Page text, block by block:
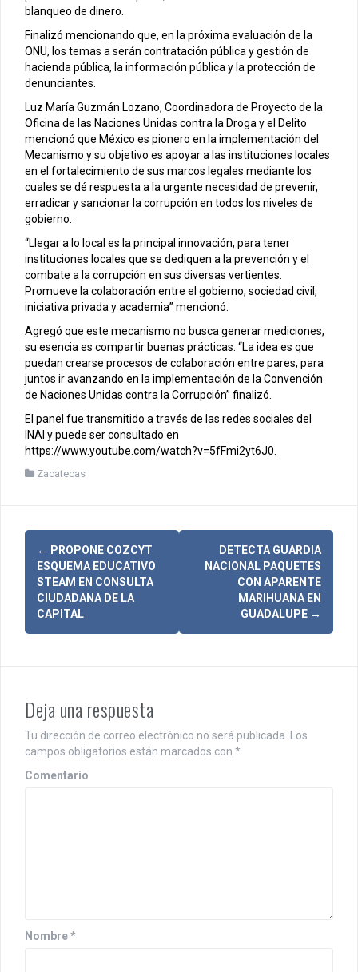
blanqueo de dinero.
Finalizó mencionando que, en la próxima evaluación de la
ONU, los temas a serán contratación pública y gestión de
hacienda pública, la información pública y la protección de
denunciantes.
Luz María Guzmán Lozano, Coordinadora de Proyecto de la
Oficina de las Naciones Unidas contra la Droga y el Delito
mencionó que México es pionero en la implementación del
Mecanismo y su objetivo es apoyar a las instituciones locales
en el fortalecimiento de sus marcos legales mediante los
cuales se dé respuesta a la urgente necesidad de prevenir,
erradicar y sancionar la corrupción en todos los niveles de
gobierno.
“Llegar a lo local es la principal innovación, para tener
instituciones locales que se dediquen a la prevención y el
combate a la corrupción en sus diversas vertientes.
Promueve la colaboración entre el gobierno, sociedad civil,
iniciativa privada y academia” mencionó.
Agregó que este mecanismo no busca generar mediciones,
su esencia es compartir buenas prácticas. “La idea es que
puedan crearse procesos de colaboración entre pares, para
juntos ir avanzando en la implementación de la Convención
de Naciones Unidas contra la Corrupción” finalizó.
El panel fue transmitido a través de las redes sociales del
INAI y puede ser consultado en
https://www.youtube.com/watch?v=5fFmi2yt6J0.
Zacatecas
N
e
a
c
i
ó
n
t
← PROPONE COZCYT
ESQUEMA EDUCATIVO
STEAM EN CONSULTA
CIUDADANA DE LA
CAPITAL
DETECTA GUARDIA
NACIONAL PAQUETES
CON APARENTE
MARIHUANA EN
GUADALUPE →
Deja una respuesta
Tu dirección de correo electrónico no será publicada.
Los
campos obligatorios están marcados con *
Comentario
Nombre*